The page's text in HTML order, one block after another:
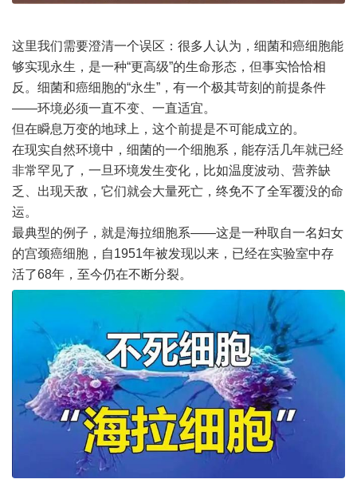
这里我们需要澄清一个误区：很多人认为，细菌和癌细胞能
够实现永生，是一种“更高级”的生命形态，但事实恰恰相
反。细菌和癌细胞的“永生”，有一个极其苛刻的前提条件
——环境必须一直不变、一直适宜。
但在瞬息万变的地球上，这个前提是不可能成立的。
在现实自然环境中，细菌的一个细胞系，能存活几年就已经
非常罕见了，一旦环境发生变化，比如温度波动、营养缺
乏、出现天敌，它们就会大量死亡，终免不了全军覆没的命
运。
最典型的例子，就是海拉细胞系——这是一种取自一名妇女
的宫颈癌细胞，自1951年被发现以来，已经在实验室中存
活了68年，至今仍在不断分裂。